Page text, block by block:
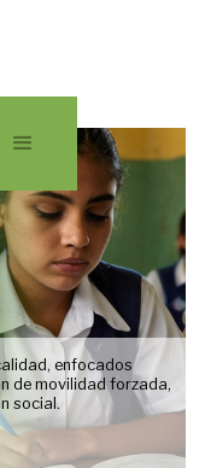
enfocados
de movilidad forzada,
social.